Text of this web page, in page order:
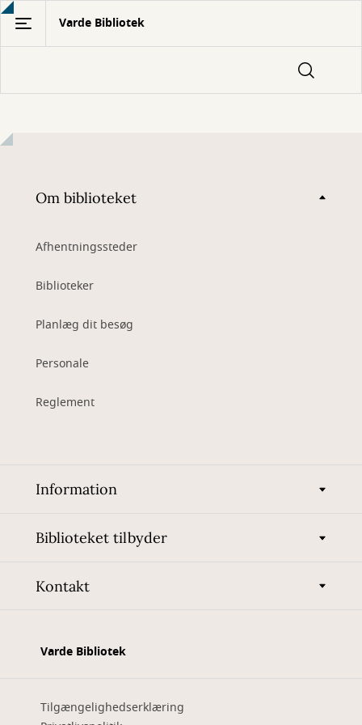
Gå
hovedindhold
Varde Bibliotek
Om biblioteket
Afhentningssteder
Biblioteker
Planlæg dit besøg
Personale
Reglement
Information
Biblioteket tilbyder
Kontakt
Varde Bibliotek
Tilgængelighedserklæring